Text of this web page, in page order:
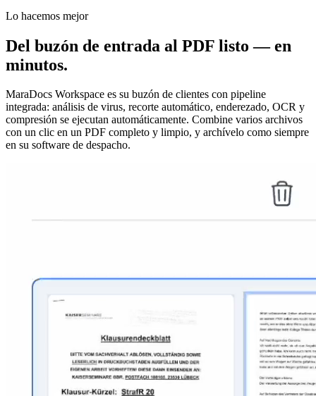
Lo hacemos mejor
Del buzón de entrada al PDF listo — en
minutos.
MaraDocs Workspace es su buzón de clientes con pipeline
integrada: análisis de virus, recorte automático, enderezado, OCR y
compresión se ejecutan automáticamente. Combine varios archivos
con un clic en un PDF completo y limpio, y archívelo como siempre
en su software de despacho.